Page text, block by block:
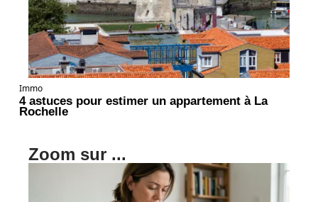
Immo
4 astuces pour estimer un appartement à La
Rochelle
Zoom sur ...